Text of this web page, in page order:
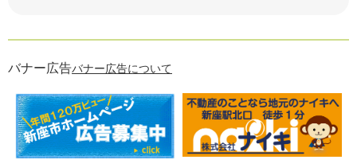
バナー広告バナー広告について